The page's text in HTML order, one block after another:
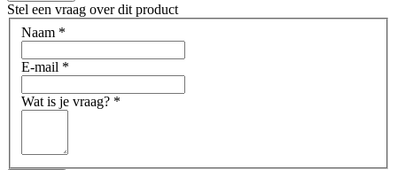
Stel een vraag over dit product
Naam *
E-mail *
Wat is je vraag? *